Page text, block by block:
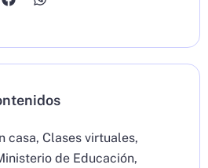
casa, Clases virtuales,
de Educación,